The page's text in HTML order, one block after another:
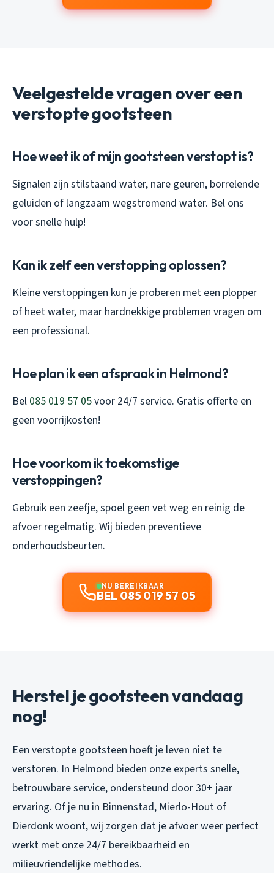
Veelgestelde vragen over een
verstopte gootsteen
Hoe weet ik of mijn gootsteen verstopt is?
Signalen zijn stilstaand water, nare geuren, borrelende
geluiden of langzaam wegstromend water. Bel ons
voor snelle hulp!
Kan ik zelf een verstopping oplossen?
Kleine verstoppingen kun je proberen met een plopper
of heet water, maar hardnekkige problemen vragen om
een professional.
Hoe plan ik een afspraak in Helmond?
Bel 085 019 57 05voor 24/7 service. Gratis offerte en
geen voorrijkosten!
Hoe voorkom ik toekomstige
verstoppingen?
Gebruik een zeefje, spoel geen vet weg en reinig de
afvoer regelmatig. Wij bieden preventieve
onderhoudsbeurten.
NU BEREIKBAAR
BEL 085 019 57 05
Herstel je gootsteen vandaag
nog!
Een verstopte gootsteen hoeft je leven niet te
verstoren. In Helmond bieden onze experts snelle,
betrouwbare service, ondersteund door 30+ jaar
ervaring. Of je nu in Binnenstad, Mierlo-Hout of
Dierdonk woont, wij zorgen dat je afvoer weer perfect
werkt met onze 24/7 bereikbaarheid en
milieuvriendelijke methodes.